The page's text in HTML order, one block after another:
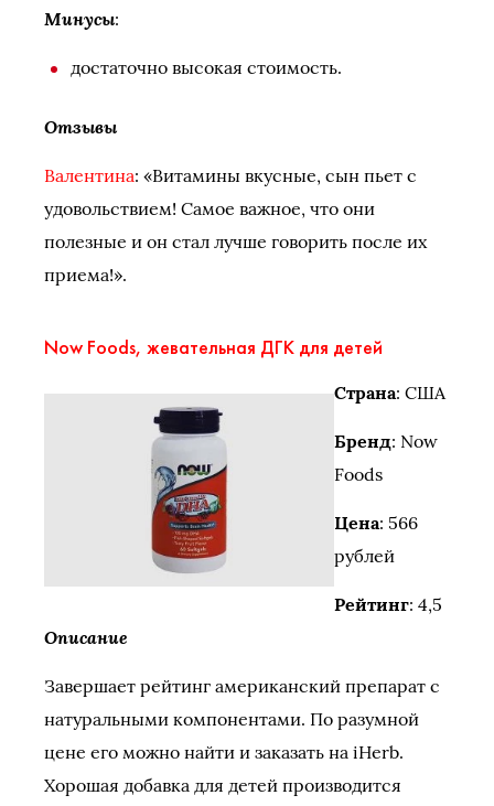
Минусы:
достаточно высокая стоимость.
Отзывы
Валентина: «Витамины вкусные, сын пьет с
удовольствием! Самое важное, что они
полезные и он стал лучше говорить после их
приема!».
Now Foods, жевательная ДГК для детей
Страна: США
Бренд: Now
Foods
Цена: 566
рублей
Рейтинг: 4,5
Описание
Завершает рейтинг американский препарат с
натуральными компонентами. По разумной
цене его можно найти и заказать на iHerb.
Хорошая добавка для детей производится